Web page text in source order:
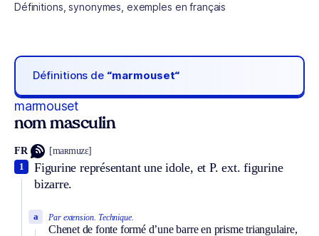
Définitions, synonymes, exemples en français
Définitions de “marmouset“
marmouset
nom masculin
FR [maʀmuzɛ]
Figurine représentant une idole, et P. ext. figurine
bizarre.
1
Par extension. Technique.
Chenet de fonte formé d’une barre en prisme triangulaire,
a